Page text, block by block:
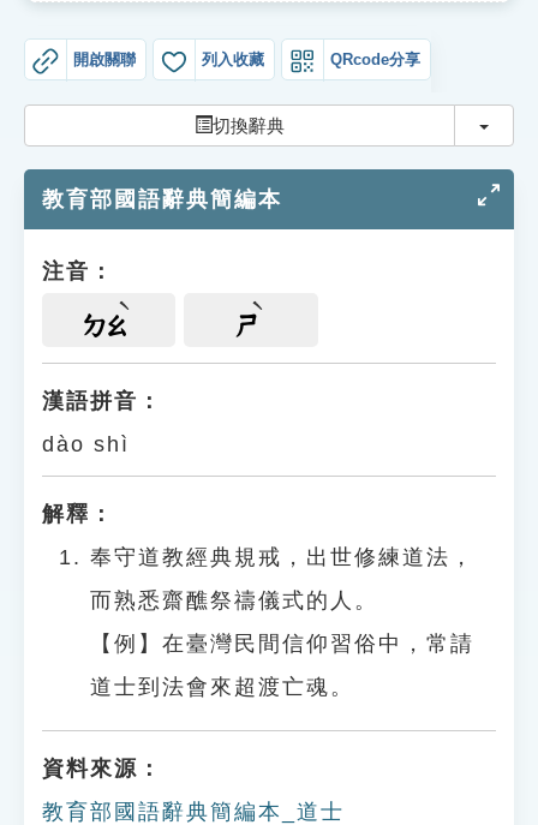
成語故事
索引選單
單字索引
遊戲專區
貓頭鷹博士
開啟關聯 列入收藏 QRcode分享
切換辭典 切換
教育部國語辭典簡編本
注音：
ㄉㄠ ㄕ
漢語拼音：
dào shì
解釋：
奉守道教經典規戒，出世修練道法，
而熟悉齋醮祭禱儀式的人。
【例】在臺灣民間信仰習俗中，常請
道士到法會來超渡亡魂。
資料來源：
教育部國語辭典簡編本_道士